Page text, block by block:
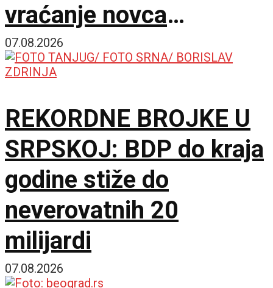
vraćanje novca
omogućilo bi mir u
Ukrajini
07.08.2026
REKORDNE BROJKE U
SRPSKOJ: BDP do kraja
godine stiže do
neverovatnih 20
milijardi
07.08.2026